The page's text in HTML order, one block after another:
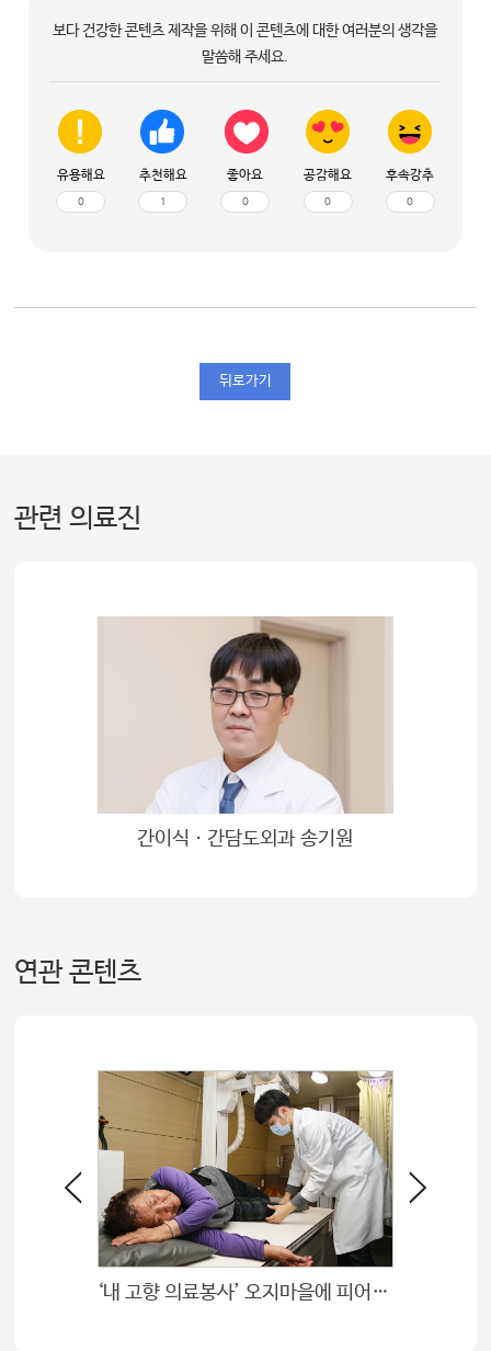
보다 건강한 콘텐츠 제작을 위해 이 콘텐츠에 대한 여러분의 생각을
말씀해 주세요.
유용해요
0
추천해요
1
좋아요
0
공감해요
0
후속강추
0
뒤로가기
관련 의료진
간이식ㆍ간담도외과 송기원
연관 콘텐츠
‘내 고향 의료봉사’ 오지마을에 피어난 사랑의 의술